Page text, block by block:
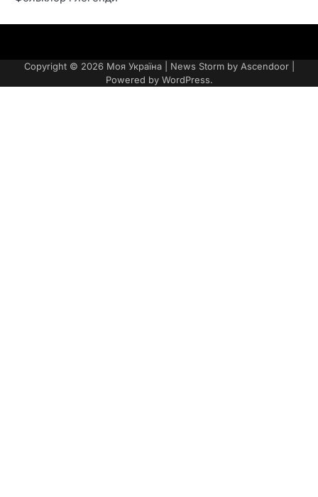
конфіденційності
нас
користування
сайтом
Copyright © 2026 Моя Україна| News Storm by Ascendoor|
Powered by WordPress.